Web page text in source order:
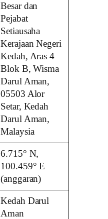
Besar dan
Pejabat
Setiausaha
Kerajaan Negeri
Kedah, Aras 4
Blok B, Wisma
Darul Aman,
05503 Alor
Setar, Kedah
Darul Aman,
Malaysia
6.715° N,
100.459° E
(anggaran)
Kedah Darul
Aman